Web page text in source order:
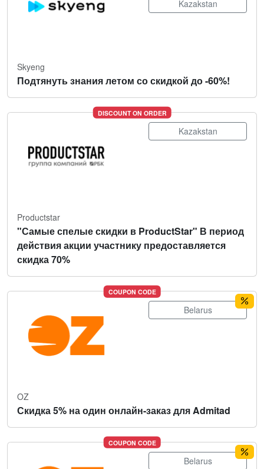
Kazakstan
Skyeng
Подтянуть знания летом со скидкой до -60%!
DISCOUNT ON ORDER
Kazakstan
Productstar
"Самые спелые скидки в ProductStar" В период
действия акции участнику предоставляется
скидка 70%
COUPON CODE
Belarus
OZ
Скидка 5% на один онлайн-заказ для Admitad
COUPON CODE
Belarus